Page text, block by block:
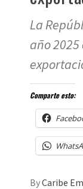
La
año
Comparte esto:
ByCaribe